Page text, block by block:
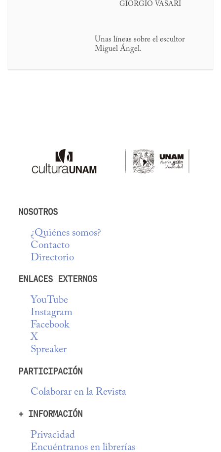
GIORGIO VASARI
Unas líneas sobre el escultor
Miguel Ángel.
NOSOTROS
¿Quiénes somos?
Contacto
Directorio
ENLACES EXTERNOS
YouTube
Instagram
Facebook
X
Spreaker
PARTICIPACIÓN
Colaborar en la Revista
+ INFORMACIÓN
Privacidad
Encuéntranos en librerías